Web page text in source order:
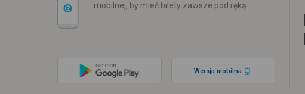
mobilnej, by mieć bilety zawsze pod ręką
Wersja mobilna